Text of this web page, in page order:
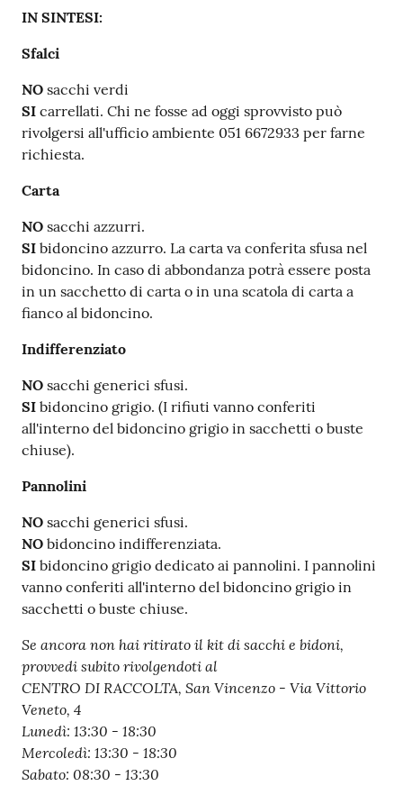
IN SINTESI:
Sfalci
NO sacchi verdi
SI carrellati. Chi ne fosse ad oggi sprovvisto può
rivolgersi all'ufficio ambiente 051 6672933 per farne
richiesta.
Carta
NO sacchi azzurri.
SI bidoncino azzurro. La carta va conferita sfusa nel
bidoncino. In caso di abbondanza potrà essere posta
in un sacchetto di carta o in una scatola di carta a
fianco al bidoncino.
Indifferenziato
NO sacchi generici sfusi.
SI bidoncino grigio. (I rifiuti vanno conferiti
all'interno del bidoncino grigio in sacchetti o buste
chiuse).
Pannolini
NO sacchi generici sfusi.
NO bidoncino indifferenziata.
SI bidoncino grigio dedicato ai pannolini. I pannolini
vanno conferiti all'interno del bidoncino grigio in
sacchetti o buste chiuse.
Se ancora non hai ritirato il kit di sacchi e bidoni,
provvedi subito rivolgendoti al
CENTRO DI RACCOLTA, San Vincenzo - Via Vittorio
Veneto, 4
Lunedì: 13:30 - 18:30
Mercoledì: 13:30 - 18:30
Sabato: 08:30 - 13:30